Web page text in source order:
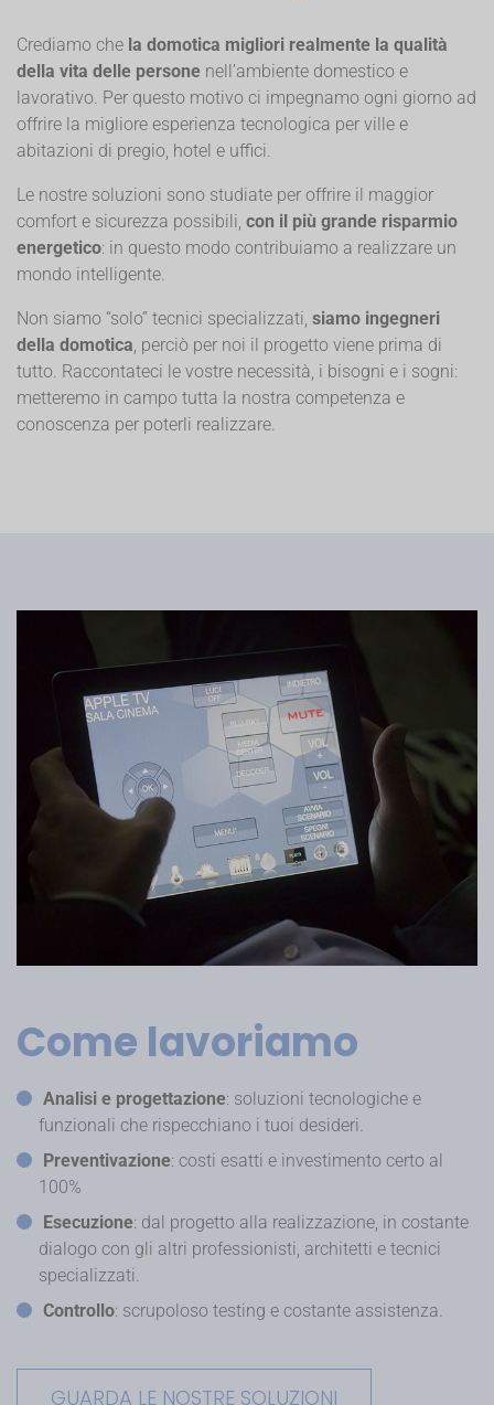
Crediamo che la domotica migliori realmente la qualità
della vita delle persone nell’ambiente domestico e
lavorativo. Per questo motivo ci impegnamo ogni giorno ad
offrire la migliore esperienza tecnologica per ville e
abitazioni di pregio, hotel e uffici.
Le nostre soluzioni sono studiate per offrire il maggior
comfort e sicurezza possibili, con il più grande risparmio
energetico: in questo modo contribuiamo a realizzare un
mondo intelligente.
Non siamo “solo” tecnici specializzati, siamo ingegneri
della domotica, perciò per noi il progetto viene prima di
tutto. Raccontateci le vostre necessità, i bisogni e i sogni:
metteremo in campo tutta la nostra competenza e
conoscenza per poterli realizzare.
Come lavoriamo
Analisi e progettazione: soluzioni tecnologiche e
funzionali che rispecchiano i tuoi desideri.
Preventivazione: costi esatti e investimento certo al
100%
Esecuzione: dal progetto alla realizzazione, in costante
dialogo con gli altri professionisti, architetti e tecnici
specializzati.
Controllo: scrupoloso testing e costante assistenza.
GUARDA LE NOSTRE SOLUZIONI